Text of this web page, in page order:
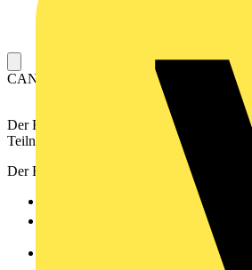
CANopen-Feldbusstecker; mit D-Sub-
Der Feldbusstecker dient zum Anschluss
Teilnehmers
an die CANopen‐Busleitung.
Der Feldbusstecker zeichnet sich durch
2 horizontale Kabeleinführungen für
Schneller und wartungsfreier CAGE
Betätigungsschieber
Extern bedienbarer Schalter zum